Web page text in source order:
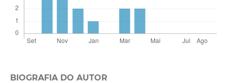
BIOGRAFIA DO AUTOR